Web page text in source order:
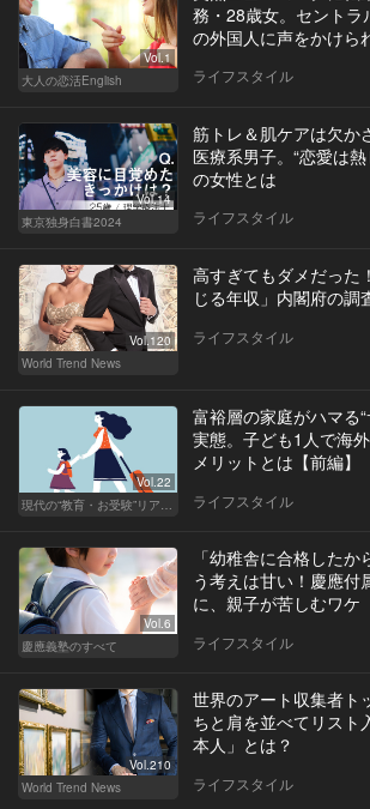
Vol.1
大人の恋活English
務・28歳女。セントラ
の外国人に声をかけ
ライフスタイル
Vol.14
東京独身白書2024
筋トレ＆肌ケアは欠か
医療系男子。“恋愛は
の女性とは
ライフスタイル
Vol.120
World Trend News
高すぎてもダメだった
じる年収」内閣府の調
ライフスタイル
Vol.22
富裕層の家庭がハマる
実態。子ども1人で海
メリットとは【前編】
ライフスタイル
Vol.6
慶應義塾のすべて
「幼稚舎に合格した
う考えは甘い！慶應付
に、親子が苦しむワケ
ライフスタイル
Vol.210
World Trend News
世界のアート収集者ト
ちと肩を並べてリスト
本人」とは？
ライフスタイル